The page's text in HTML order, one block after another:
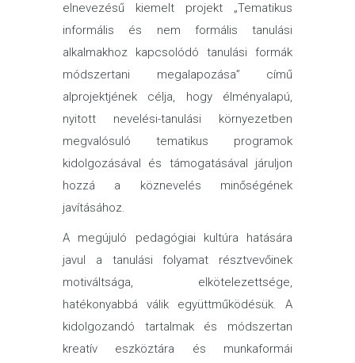
elnevezésű kiemelt projekt „Tematikus
informális és nem formális tanulási
alkalmakhoz kapcsolódó tanulási formák
módszertani megalapozása” című
alprojektjének célja, hogy élményalapú,
nyitott nevelési-tanulási környezetben
megvalósuló tematikus programok
kidolgozásával és támogatásával járuljon
hozzá a köznevelés minőségének
javításához.
A megújuló pedagógiai kultúra hatására
javul a tanulási folyamat résztvevőinek
motiváltsága, elkötelezettsége,
hatékonyabbá válik együttműködésük. A
kidolgozandó tartalmak és módszertan
kreatív eszköztára és munkaformái